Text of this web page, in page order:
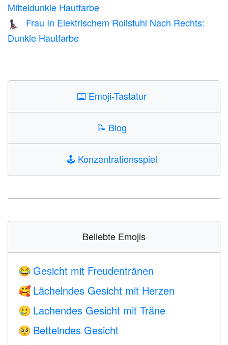
Mitteldunkle Hautfarbe
👩🏿‍🦼‍➡️
Frau In Elektrischem Rollstuhl Nach Rechts:
Dunkle Hautfarbe
⌨️ Emoji-Tastatur
📝 Blog
🕹️ Konzentrationsspiel
Beliebte Emojis
😂 Gesicht mit Freudentränen
🥰 Lächelndes Gesicht mit Herzen
🥲 Lachendes Gesicht mit Träne
🥺 Bettelndes Gesicht